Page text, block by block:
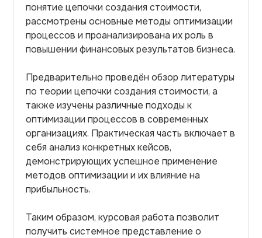
понятие цепочки создания стоимости,
рассмотрены основные методы оптимизации
процессов и проанализирована их роль в
повышении финансовых результатов бизнеса.
Предварительно проведён обзор литературы
по теории цепочки создания стоимости, а
также изучены различные подходы к
оптимизации процессов в современных
организациях. Практическая часть включает в
себя анализ конкретных кейсов,
демонстрирующих успешное применение
методов оптимизации и их влияние на
прибыльность.
Таким образом, курсовая работа позволит
получить системное представление о